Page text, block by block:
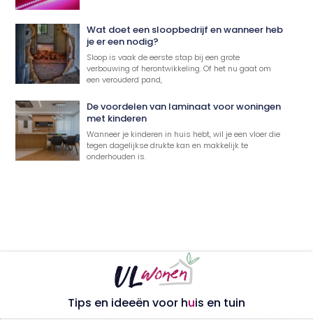
Wat doet een sloopbedrijf en wanneer heb
je er een nodig?
Sloop is vaak de eerste stap bij een grote
verbouwing of herontwikkeling. Of het nu gaat om
een verouderd pand,
De voordelen van laminaat voor woningen
met kinderen
Wanneer je kinderen in huis hebt, wil je een vloer die
tegen dagelijkse drukte kan en makkelijk te
onderhouden is.
Tips en ideeën voor huis en tuin